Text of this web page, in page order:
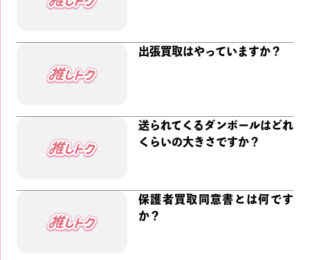
出張買取はやっていますか？
送られてくるダンボールはどれ
くらいの大きさですか？
保護者買取同意書とは何です
か？